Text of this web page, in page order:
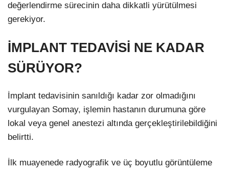
değerlendirme sürecinin daha dikkatli yürütülmesi
gerekiyor.
İMPLANT TEDAVİSİ NE KADAR
SÜRÜYOR?
İmplant tedavisinin sanıldığı kadar zor olmadığını
vurgulayan Somay, işlemin hastanın durumuna göre
lokal veya genel anestezi altında gerçekleştirilebildiğini
belirtti.
İlk muayenede radyografik ve üç boyutlu görüntüleme